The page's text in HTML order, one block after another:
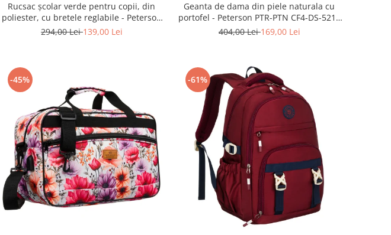
Rucsac școlar verde pentru copii, din
poliester, cu bretele reglabile - Peterson
PTR-PTN BHX-01-9259 Gree
294,00 Lei139,00 Lei
Geanta de dama din piele naturala cu
portofel - Peterson PTR-PTN CF4-DS-5216
D.BE
404,00 Lei169,00 Lei
-45% -61%